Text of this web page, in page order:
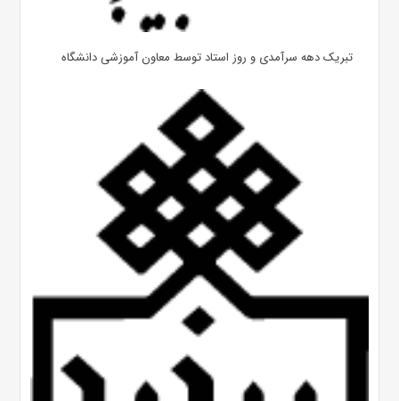
تبریک دهه سرآمدی و روز استاد توسط معاون آموزشی دانشگاه